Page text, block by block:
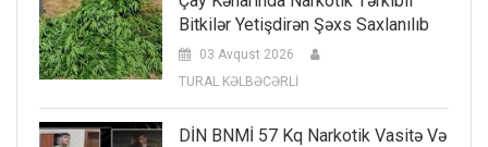
Bitkilər Yetişdirən Şəxs Saxlanılıb
03 Avqust 2026
TURAL KƏLBƏCƏRLİ
DİN BNMİ 57 Kq Narkotik Vasitə Və